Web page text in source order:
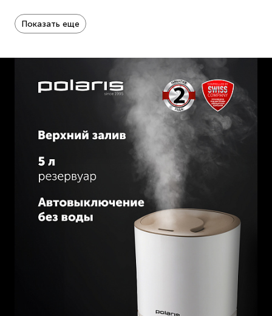
Рекомендуемая площадь: до 40 м².
Мощность: 30 Вт.
Показать еще